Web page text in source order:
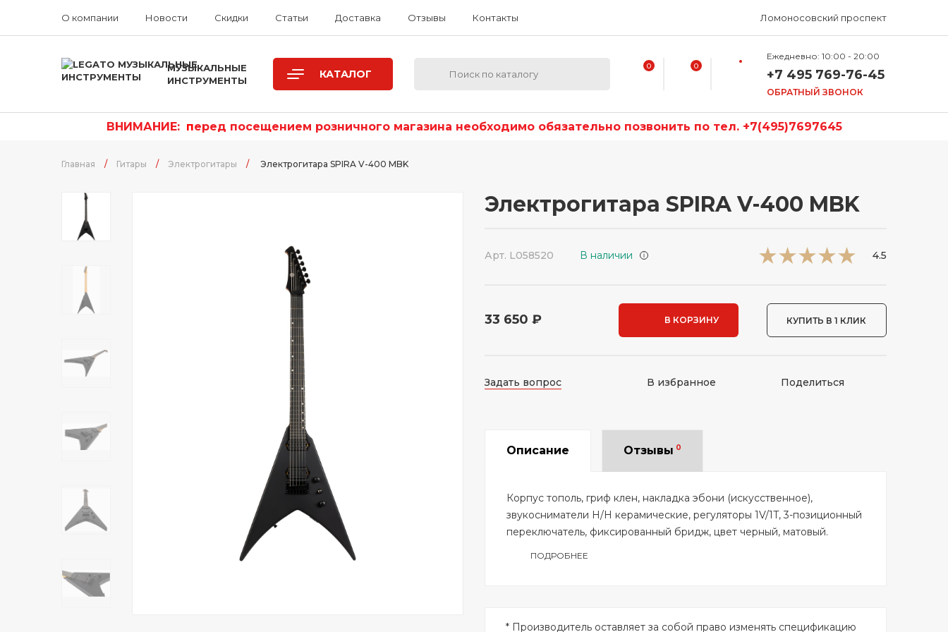
О компании Новости Скидки Статьи Доставка Отзывы Контакты Ломоносовский проспект
МУЗЫКАЛЬНЫЕ
ИНСТРУМЕНТЫ
КАТАЛОГ
0 0
Ежедневно: 10:00 - 20:00
+7 495 769-76-45
ОБРАТНЫЙ ЗВОНОК
ВНИМАНИЕ: перед посещением розничного магазина необходимо обязательно позвонить по тел. +7(495)7697645
Главная / Гитары / Электрогитары / Электрогитара SPIRA V-400 MBK
Электрогитара SPIRA V-400 MBK
Арт. L058520 В наличии i 4.5
33 650 ₽ В КОРЗИНУ КУПИТЬ В 1 КЛИК
Задать вопрос В избранное Поделиться
Описание Отзывы 0
Корпус тополь, гриф клен, накладка эбони (искусственное),
звукосниматели H/H керамические, регуляторы 1V/1T, 3-позиционный
переключатель, фиксированный бридж, цвет черный, матовый.
ПОДРОБНЕЕ
* Производитель оставляет за собой право изменять спецификацию